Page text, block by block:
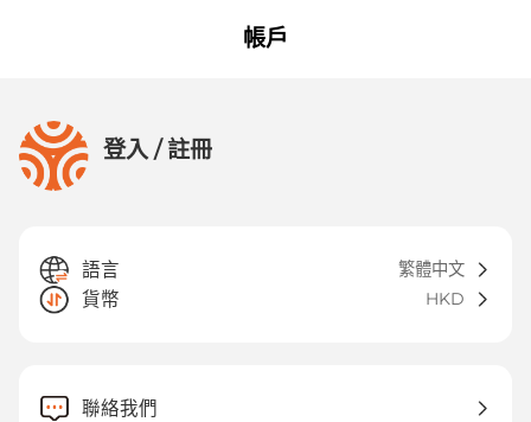
帳戶
登入 / 註冊
語言 繁體中文
貨幣 HKD
聯絡我們